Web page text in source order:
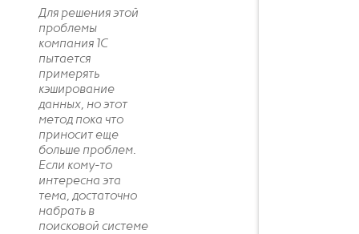
Для решения этой
проблемы
компания 1С
пытается
примерять
кэширование
данных, но этот
метод пока что
приносит еще
больше проблем.
Если кому-то
интересна эта
тема, достаточно
набрать в
поисковой системе